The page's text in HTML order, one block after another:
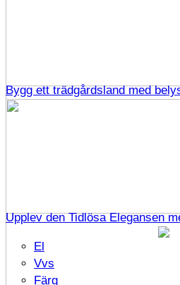
Bygg ett trädgårdsland med
Upplev den Tidlösa Elegansen
El
Vvs
Färg